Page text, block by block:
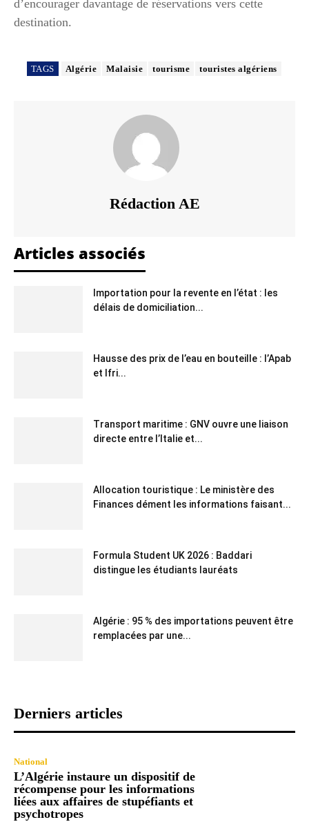
d’encourager davantage de réservations vers cette
destination.
TAGS Algérie Malaisie tourisme touristes algériens
Rédaction AE
Articles associés
Importation pour la revente en l’état : les
délais de domiciliation...
Hausse des prix de l’eau en bouteille : l’Apab
et Ifri...
Transport maritime : GNV ouvre une liaison
directe entre l’Italie et...
Allocation touristique : Le ministère des
Finances dément les informations faisant...
Formula Student UK 2026 : Baddari
distingue les étudiants lauréats
Algérie : 95 % des importations peuvent être
remplacées par une...
Derniers articles
National
L’Algérie instaure un dispositif de
récompense pour les informations
liées aux affaires de stupéfiants et
psychotropes